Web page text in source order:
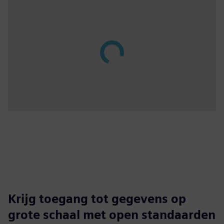
Krijg toegang tot gegevens op
grote schaal met open standaarden